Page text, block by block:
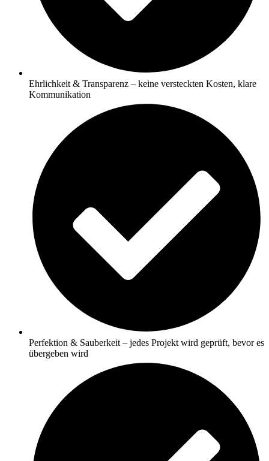
Ehrlichkeit & Transparenz – keine versteckten Kosten, klare
Kommunikation
Perfektion & Sauberkeit – jedes Projekt wird geprüft, bevor es
übergeben wird